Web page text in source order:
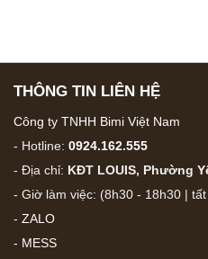
THÔNG TIN LIÊN HỆ
Công ty TNHH Bimi Việt Nam
- Hotline: 0924.162.555
- Địa chỉ: KĐT LOUIS, Phường
- Giờ làm việc: (8h30 - 18h30 |
- ZALO
- MESS